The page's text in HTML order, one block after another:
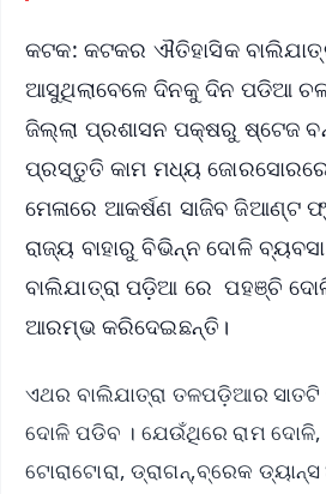
କଟକ: କଟକର ଐତିହାସିକ
ଆସୁଥିଲାବେଳେ ଦିନକୁ ଦିନ ପଡିଆ
ଜିଲ୍ଲା ପ୍ରଶାସନ ପକ୍ଷରୁ ଷ୍ଟେଜ
ପ୍ରସ୍ତୁତି କାମ ମଧ୍ୟ
ମେଳାରେ ଆକର୍ଷଣ ସାଜିବ ଜିଆଣ୍ଟ
ରାଜ୍ୟ ବାହାରୁ ବିଭିନ୍ନ ଦୋଳି
ବାଲିଯାତ୍ରା ପଡ଼ିଆ ରେ ପହଞ୍ଚି
ଆରମ୍ଭ କରିଦେଇଛନ୍ତି।
ଏଥର ବାଲିଯାତ୍ରା ତଳପଡ଼ିଆର
ଦୋଳି ପଡିବ । ଯେଉଁଥିରେ ରାମ
ଟୋରାଟୋରା, ଡ୍ରାଗନ୍,ବ୍ରେକ